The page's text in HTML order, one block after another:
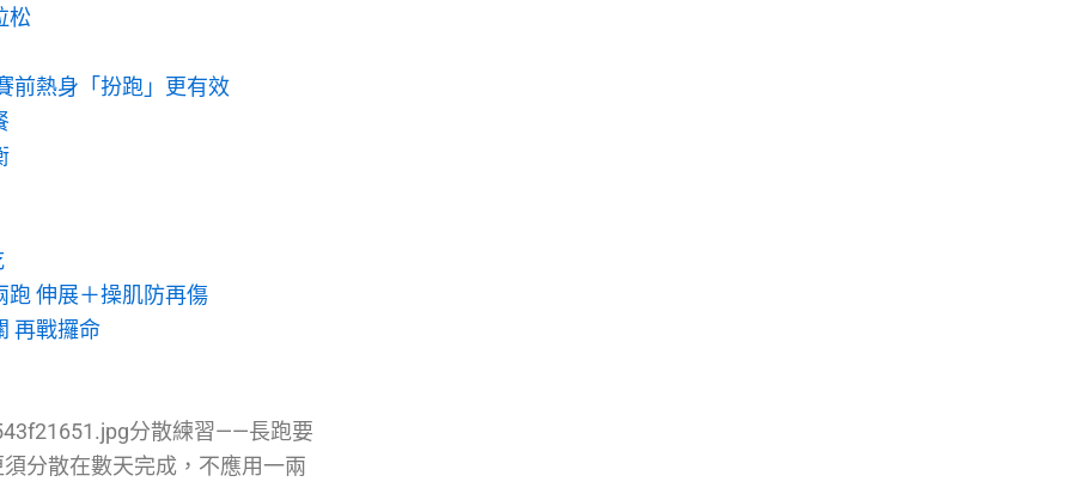
松
前熱身「扮跑」更有效
跑 伸展＋操肌防再傷
再戰攞命
分散練習——長跑要
分散在數天完成，不應用一兩